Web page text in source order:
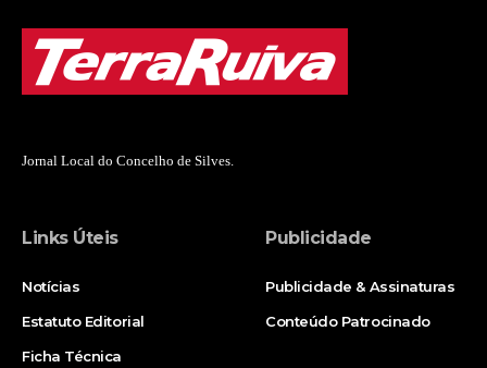
Jornal Local do Concelho de Silves.
Links Úteis
Notícias
Estatuto Editorial
Ficha Técnica
Publicidade
Publicidade & Assinaturas
Conteúdo Patrocinado